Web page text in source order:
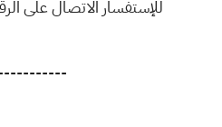
للإستفسار الاتصال على الرقم